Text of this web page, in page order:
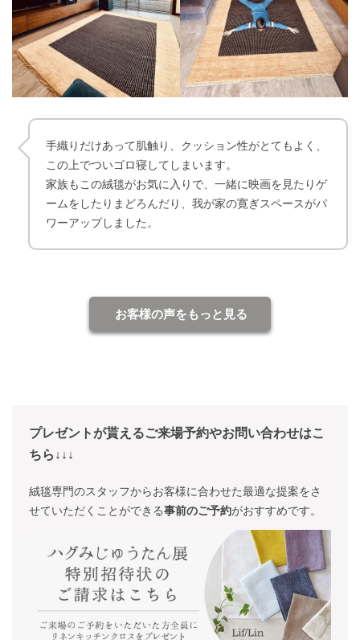
手織りだけあって肌触り、クッション性がとてもよく、
この上でついゴロ寝してしまいます。
家族もこの絨毯がお気に入りで、一緒に映画を見たりゲ
ームをしたりまどろんだり、我が家の寛ぎスペースがパ
ワーアップしました。
お客様の声をもっと見る
プレゼントが貰えるご来場予約やお問い合わせはこ
ちら↓↓↓
絨毯専門のスタッフからお客様に合わせた最適な提案をさ
せていただくことができる事前のご予約がおすすめです。